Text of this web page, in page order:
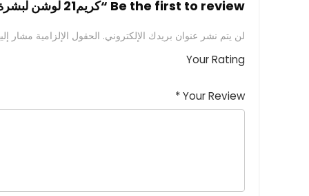
Be the first to review “كريم21 لوشن لبشرة جافة 600 مل”
لن يتم نشر عنوان بريدك الإلكتروني. الحقول الإلزامية مشار
Your Rating
Your Review
*